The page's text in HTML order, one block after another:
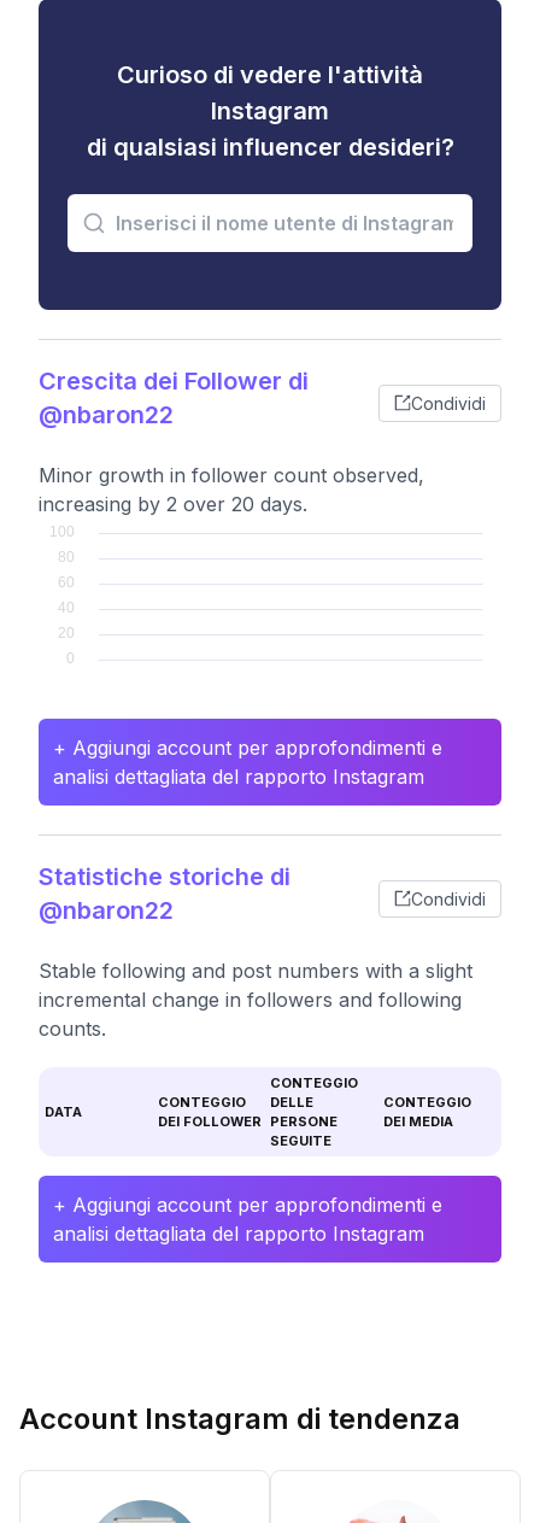
Curioso di vedere l'attività
Instagram
di qualsiasi influencer desideri?
Crescita dei Follower di
@nbaron22
Condividi
Minor growth in follower count observed,
increasing by 2 over 20 days.
+ Aggiungi account per approfondimenti e
analisi dettagliata del rapporto Instagram
Statistiche storiche di
@nbaron22
Condividi
Stable following and post numbers with a slight
incremental change in followers and following
counts.
DATA
CONTEGGIO
DEI FOLLOWER
CONTEGGIO
DELLE
PERSONE
SEGUITE
CONTEGGIO
DEI MEDIA
+ Aggiungi account per approfondimenti e
analisi dettagliata del rapporto Instagram
Account Instagram di tendenza